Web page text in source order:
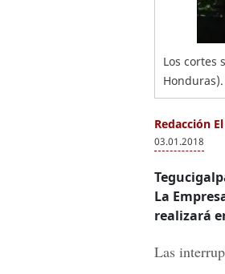
Los cortes
Honduras).
Redacción
03.01.2018
La
realizará
Las